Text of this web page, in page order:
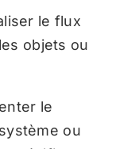
le flux
objets ou
le
ou